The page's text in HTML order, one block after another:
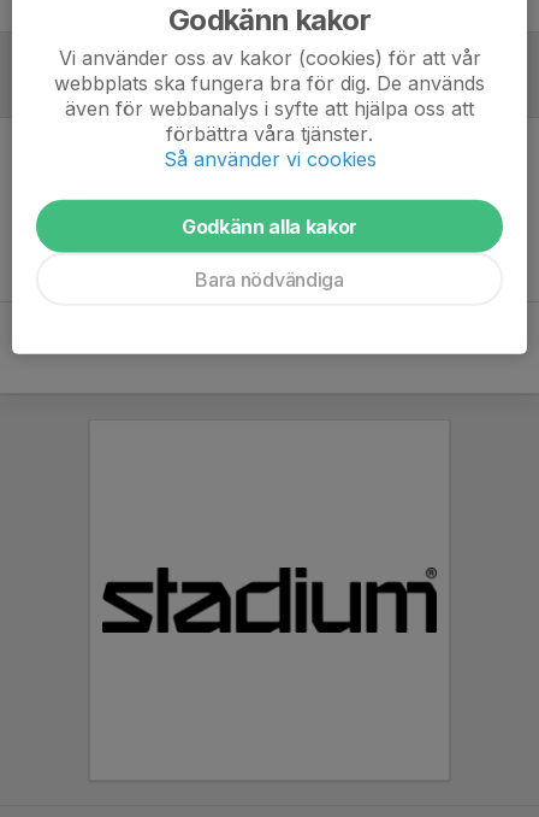
Referat
Inget referat skrivet
Godkänn kakor
Vi använder oss av kakor (cookies) för att vår
webbplats ska fungera bra för dig. De används
även för webbanalys i syfte att hjälpa oss att
förbättra våra tjänster.
Så använder vi cookies
Godkänn alla kakor
Bara nödvändiga